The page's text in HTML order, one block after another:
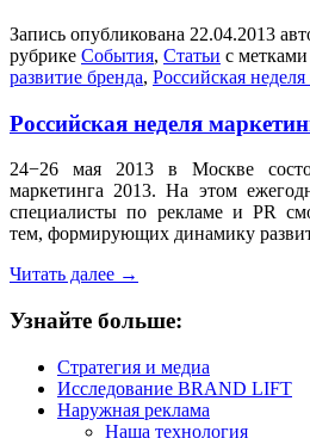
Запись опубликована 22.04.2013
рубрике События, Статьи с метками
развитие бренда, Российская
Российская неделя
24−26 мая 2013 в Москве
маркетинга 2013. На этом
специалисты по рекламе и PR
тем, формирующих динамику
Читать далее →
Узнайте больше:
Стратегия и медиа
Исследование BRAND LIFT
Наружная реклама
Наша технология